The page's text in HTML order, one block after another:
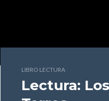
LIBRO LECTURA
Lectura: